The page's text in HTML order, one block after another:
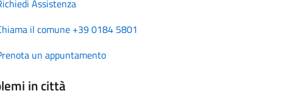
Assistenza
il comune +39 0184 5801
un appuntamento
in città